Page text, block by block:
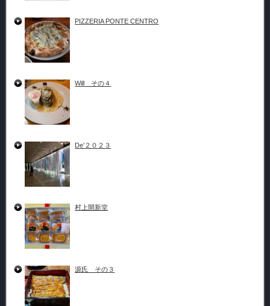
PIZZERIA PONTE CENTRO
Will その４
De’２０２３
村上開新堂
源氏 その３